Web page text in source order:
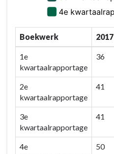
Boekwerk 2017
1e
kwartaalrapportage
36
2e
kwartaalrapportage
41
3e
kwartaalrapportage
41
4e
50